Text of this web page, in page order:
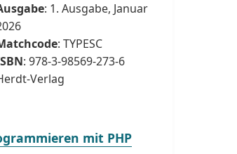
: 1. Ausgabe, Januar
: TYPESC
: 978-3-98569-273-6
Verlag
mit PHP